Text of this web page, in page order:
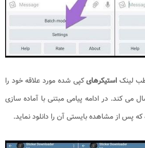
لینک استیکرهایکپی شده مورد علاقه خود را
می کند. در ادامه پیامی مبتنی با آماده سازی
پس از مشاهده بایستی آن را دانلود نماید.